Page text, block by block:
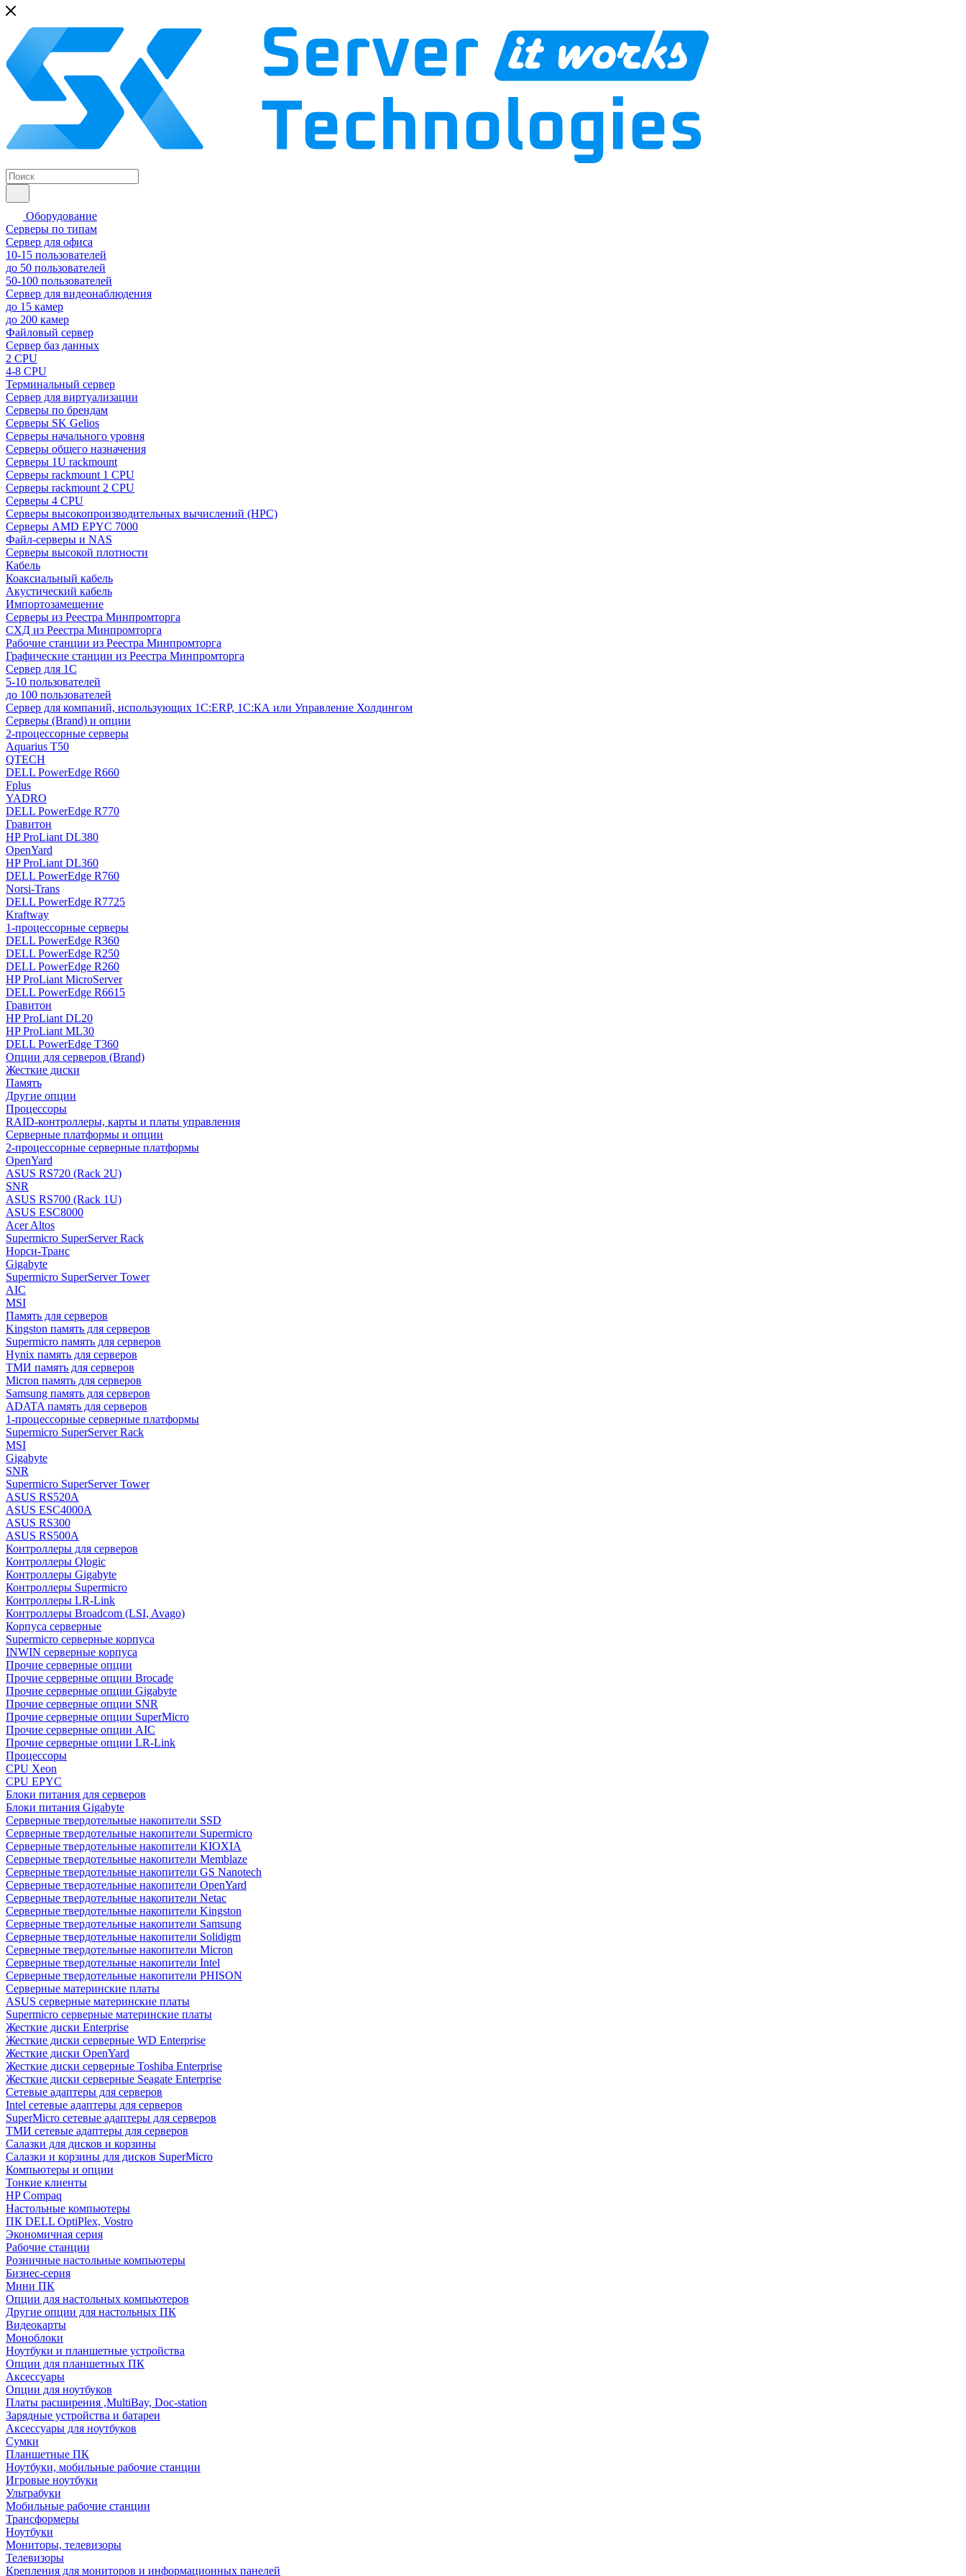
Оборудование
Серверы по типам
Сервер для офиса
10-15 пользователей
до 50 пользователей
50-100 пользователей
Сервер для видеонаблюдения
до 15 камер
до 200 камер
Файловый сервер
Сервер баз данных
2 CPU
4-8 CPU
Терминальный сервер
Сервер для виртуализации
Серверы по брендам
Серверы SK Gelios
Серверы начального уровня
Серверы общего назначения
Серверы 1U rackmount
Серверы rackmount 1 CPU
Серверы rackmount 2 CPU
Серверы 4 CPU
Серверы высокопроизводительных вычислений (HPC)
Серверы AMD EPYC 7000
Файл-серверы и NAS
Серверы высокой плотности
Кабель
Коаксиальный кабель
Акустический кабель
Импортозамещение
Серверы из Реестра Минпромторга
СХД из Реестра Минпромторга
Рабочие станции из Реестра Минпромторга
Графические станции из Реестра Минпромторга
Сервер для 1С
5-10 пользователей
до 100 пользователей
Сервер для компаний, использующих 1C:ERP, 1С:КА или Управление Холдингом
Серверы (Brand) и опции
2-процессорные серверы
Aquarius T50
QTECH
DELL PowerEdge R660
Fplus
YADRO
DELL PowerEdge R770
Гравитон
HP ProLiant DL380
OpenYard
HP ProLiant DL360
DELL PowerEdge R760
Norsi-Trans
DELL PowerEdge R7725
Kraftway
1-процессорные серверы
DELL PowerEdge R360
DELL PowerEdge R250
DELL PowerEdge R260
HP ProLiant MicroServer
DELL PowerEdge R6615
Гравитон
HP ProLiant DL20
HP ProLiant ML30
DELL PowerEdge T360
Опции для серверов (Brand)
Жесткие диски
Память
Другие опции
Процессоры
RAID-контроллеры, карты и платы управления
Серверные платформы и опции
2-процессорные серверные платформы
OpenYard
ASUS RS720 (Rack 2U)
SNR
ASUS RS700 (Rack 1U)
ASUS ESC8000
Acer Altos
Supermicro SuperServer Rack
Норси-Транс
Gigabyte
Supermicro SuperServer Tower
AIC
MSI
Память для серверов
Kingston память для серверов
Supermicro память для серверов
Hynix память для серверов
ТМИ память для серверов
Micron память для серверов
Samsung память для серверов
ADATA память для серверов
1-процессорные серверные платформы
Supermicro SuperServer Rack
MSI
Gigabyte
SNR
Supermicro SuperServer Tower
ASUS RS520A
ASUS ESC4000A
ASUS RS300
ASUS RS500A
Контроллеры для серверов
Контроллеры Qlogic
Контроллеры Gigabyte
Контроллеры Supermicro
Контроллеры LR-Link
Контроллеры Broadcom (LSI, Avago)
Корпуса серверные
Supermicro серверные корпуса
INWIN серверные корпуса
Прочие серверные опции
Прочие серверные опции Brocade
Прочие серверные опции Gigabyte
Прочие серверные опции SNR
Прочие серверные опции SuperMicro
Прочие серверные опции AIC
Прочие серверные опции LR-Link
Процессоры
CPU Xeon
CPU EPYC
Блоки питания для серверов
Блоки питания Gigabyte
Серверные твердотельные накопители SSD
Cерверные твердотельные накопители Supermicro
Cерверные твердотельные накопители KIOXIA
Cерверные твердотельные накопители Memblaze
Cерверные твердотельные накопители GS Nanotech
Серверные твердотельные накопители OpenYard
Серверные твердотельные накопители Netac
Cерверные твердотельные накопители Kingston
Cерверные твердотельные накопители Samsung
Cерверные твердотельные накопители Solidigm
Cерверные твердотельные накопители Micron
Cерверные твердотельные накопители Intel
Cерверные твердотельные накопители PHISON
Серверные материнские платы
ASUS серверные материнские платы
Supermicro серверные материнские платы
Жесткие диски Enterprise
Жесткие диски серверные WD Enterprise
Жесткие диски OpenYard
Жесткие диски серверные Toshiba Enterprise
Жесткие диски серверные Seagate Enterprise
Сетевые адаптеры для серверов
Intel сетевые адаптеры для серверов
SuperMicro сетевые адаптеры для серверов
ТМИ сетевые адаптеры для серверов
Салазки для дисков и корзины
Салазки и корзины для дисков SuperMicro
Компьютеры и опции
Тонкие клиенты
HP Compaq
Настольные компьютеры
ПК DELL OptiPlex, Vostro
Экономичная серия
Рабочие станции
Розничные настольные компьютеры
Бизнес-серия
Мини ПК
Опции для настольных компьютеров
Другие опции для настольных ПК
Видеокарты
Моноблоки
Ноутбуки и планшетные устройства
Опции для планшетных ПК
Аксессуары
Опции для ноутбуков
Платы расширения ,MultiBay, Doc-station
Зарядные устройства и батареи
Аксессуары для ноутбуков
Сумки
Планшетные ПК
Ноутбуки, мобильные рабочие станции
Игровые ноутбуки
Ультрабуки
Мобильные рабочие станции
Трансформеры
Ноутбуки
Мониторы, телевизоры
Телевизоры
Крепления для мониторов и информационных панелей